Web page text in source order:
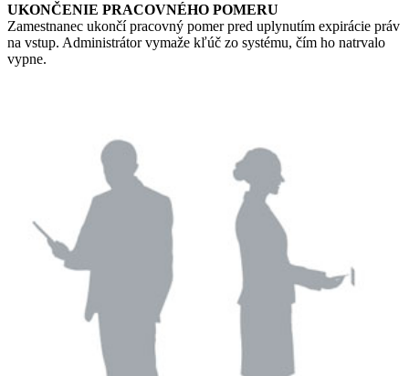
UKONČENIE PRACOVNÉHO POMERU
Zamestnanec ukončí pracovný pomer pred uplynutím expirácie práv
na vstup. Administrátor vymaže kľúč zo systému, čím ho natrvalo
vypne.